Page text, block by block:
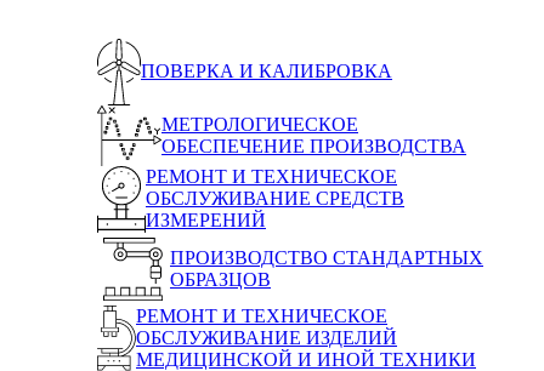
ПОВЕРКА И КАЛИБРОВКА
МЕТРОЛОГИЧЕСКОЕ
ОБЕСПЕЧЕНИЕ ПРОИЗВОДСТВА
РЕМОНТ И ТЕХНИЧЕСКОЕ
ОБСЛУЖИВАНИЕ СРЕДСТВ
ИЗМЕРЕНИЙ
ПРОИЗВОДСТВО СТАНДАРТНЫХ
ОБРАЗЦОВ
РЕМОНТ И ТЕХНИЧЕСКОЕ
ОБСЛУЖИВАНИЕ ИЗДЕЛИЙ
МЕДИЦИНСКОЙ И ИНОЙ ТЕХНИКИ